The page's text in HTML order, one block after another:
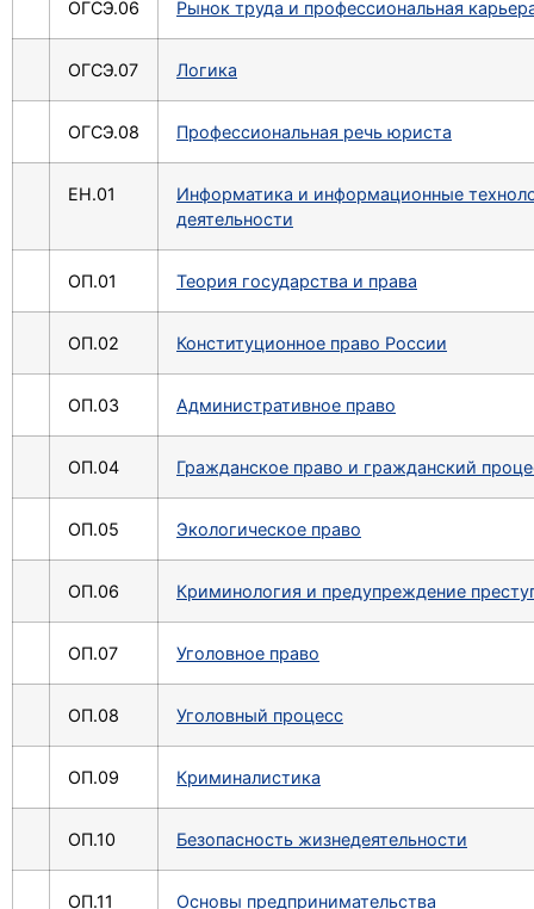
ОГСЭ.06 Рынок труда и профессиональная
ОГСЭ.07 Логика
ОГСЭ.08 Профессиональная речь юриста
ЕН.01
Информатика и информационные
деятельности
ОП.01 Теория государства и права
ОП.02 Конституционное право России
ОП.03 Административное право
ОП.04 Гражданское право и гражданский
ОП.05 Экологическое право
ОП.06 Криминология и предупреждение
ОП.07 Уголовное право
ОП.08 Уголовный процесс
ОП.09 Криминалистика
ОП.10 Безопасность жизнедеятельности
ОП.11 Основы предпринимательства